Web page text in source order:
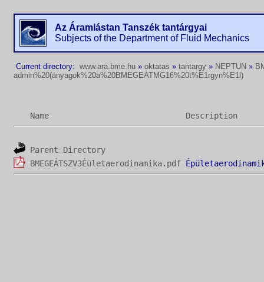
Az Áramlástan Tanszék tantárgyai
Subjects of the Department of Fluid Mechanics
Current directory: www.ara.bme.hu » oktatas » tantargy » NEPTUN »
admin%20(anyagok%20a%20BMEGEATMG16%20t%E1rgyn%E1l)
Name Description
Parent Directory
BMEGEÁTSZV3Éületaerodinamika.pdf